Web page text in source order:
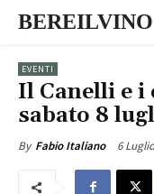
BEREILVINO
EVENTI
Il Canelli e i
sabato 8
By Fabio Italiano 6